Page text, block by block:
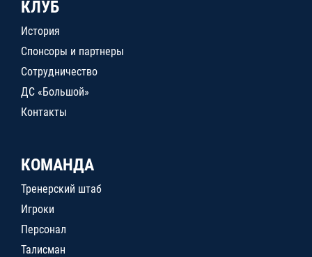
КЛУБ
История
Спонсоры и партнеры
Сотрудничество
ДС «Большой»
Контакты
КОМАНДА
Тренерский штаб
Игроки
Персонал
Талисман